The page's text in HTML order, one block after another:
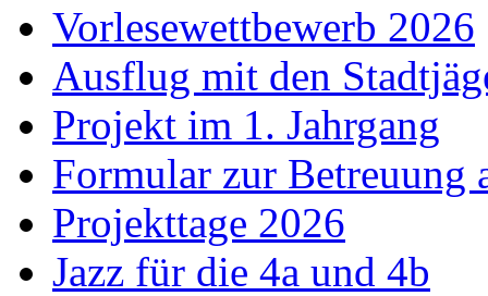
Vorlesewettbewerb 2026
Ausflug mit den
Projekt im 1. Jahrgang
Formular zur Betreuung
Projekttage 2026
Jazz für die 4a und 4b